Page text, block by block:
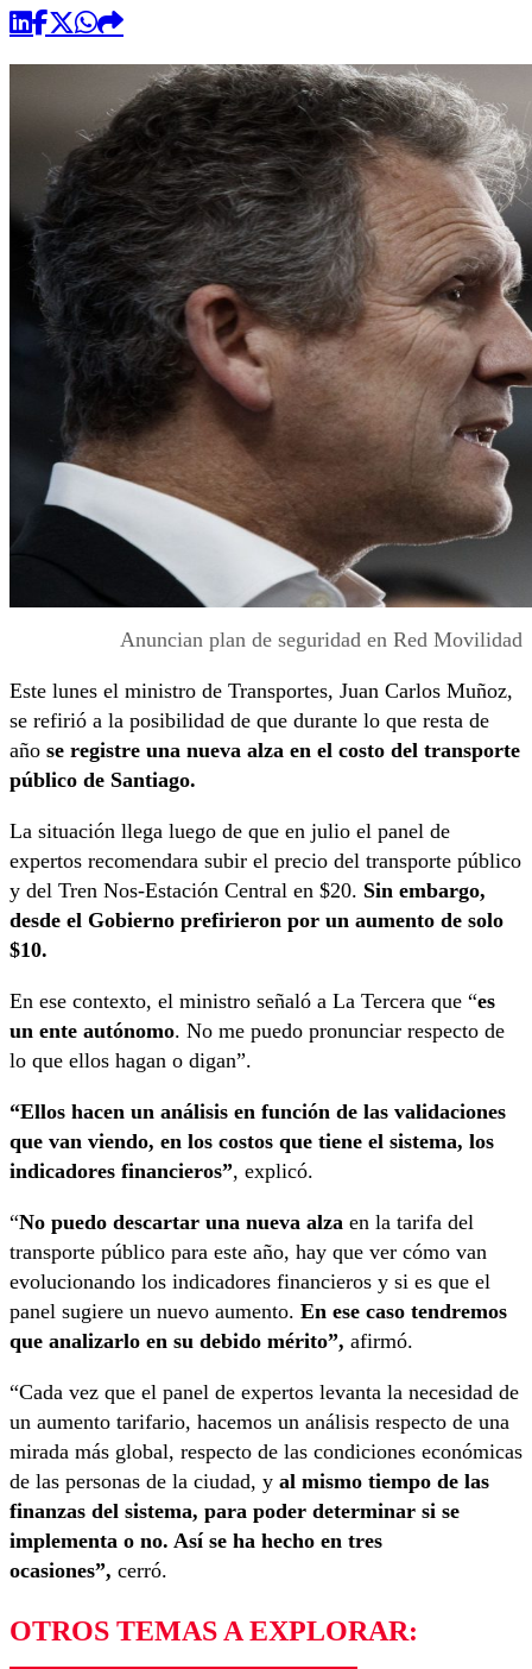
Anuncian plan de seguridad en Red Movilidad
Este lunes el ministro de Transportes, Juan Carlos Muñoz,
se refirió a la posibilidad de que durante lo que resta de
año se registre una nueva alza en el costo del transporte
público de Santiago.
La situación llega luego de que en julio el panel de
expertos recomendara subir el precio del transporte público
y del Tren Nos-Estación Central en $20. Sin embargo,
desde el Gobierno prefirieron por un aumento de solo
$10.
En ese contexto, el ministro señaló a La Tercera que “es
un ente autónomo. No me puedo pronunciar respecto de
lo que ellos hagan o digan”.
“Ellos hacen un análisis en función de las validaciones
que van viendo, en los costos que tiene el sistema, los
indicadores financieros”, explicó.
“No puedo descartar una nueva alza en la tarifa del
transporte público para este año, hay que ver cómo van
evolucionando los indicadores financieros y si es que el
panel sugiere un nuevo aumento. En ese caso tendremos
que analizarlo en su debido mérito”, afirmó.
“Cada vez que el panel de expertos levanta la necesidad de
un aumento tarifario, hacemos un análisis respecto de una
mirada más global, respecto de las condiciones económicas
de las personas de la ciudad, y al mismo tiempo de las
finanzas del sistema, para poder determinar si se
implementa o no. Así se ha hecho en tres
ocasiones”, cerró.
OTROS TEMAS A EXPLORAR: